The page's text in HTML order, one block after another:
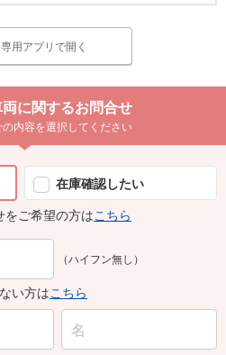
専用アプリで開く
に関するお問合せ
の内容を選択してください
在庫確認したい
をご希望の方はこちら
（ハイフン無し）
い方はこちら